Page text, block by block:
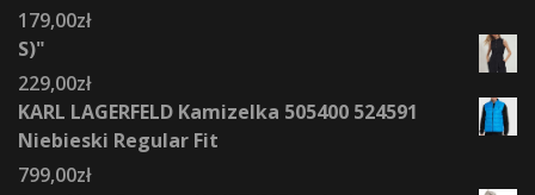
179,00zł
S)"
229,00zł
KARL LAGERFELD Kamizelka 505400 524591
Niebieski Regular Fit
799,00zł